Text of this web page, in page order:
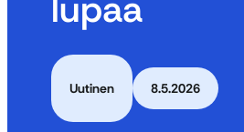
Uutinen 8.5.2026